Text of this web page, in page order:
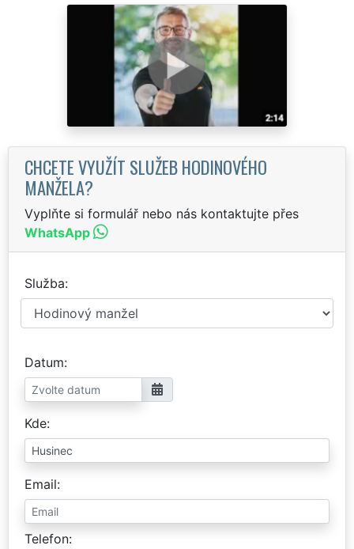
CHCETE VYUŽÍT SLUŽEB HODINOVÉHO
MANŽELA?
Vyplňte si formulář nebo nás kontaktujte přes
WhatsApp
Služba
Datum
Kde
Email
Telefon